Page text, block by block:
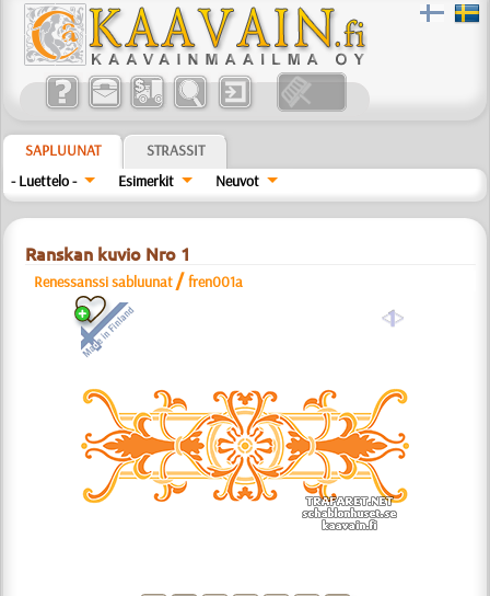
SAPLUUNAT
STRASSIT
- Luettelo -
Esimerkit Neuvot
Ranskan kuvio Nro 1
Renessanssi sabluunat /fren001a
a